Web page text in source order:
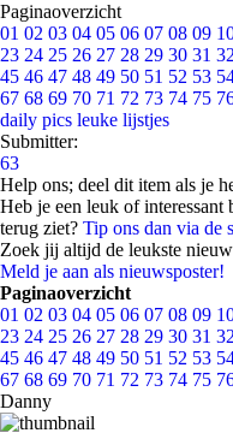
Paginaoverzicht
01 02 03 04 05 06 07 08 09
23 24 25 26 27 28 29 30 31 32
45 46 47 48 49 50 51 52 53
67 68 69 70 71 72 73 74 75
daily pics leuke lijstjes
Submitter:
63
Help ons; deel dit item als je
Heb je een leuk of
terug ziet? Tip ons dan via de
Zoek jij altijd de leukste
Meld je aan als nieuwsposter!
Paginaoverzicht
01 02 03 04 05 06 07 08 09
23 24 25 26 27 28 29 30 31 32
45 46 47 48 49 50 51 52 53
67 68 69 70 71 72 73 74 75
Danny